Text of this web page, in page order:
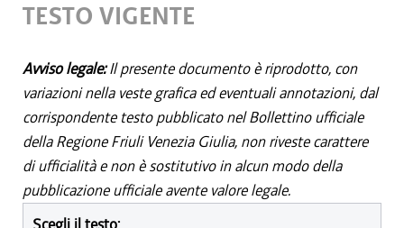
TESTO VIGENTE
Avviso legale:Il presente documento è riprodotto, con
variazioni nella veste grafica ed eventuali annotazioni, dal
corrispondente testo pubblicato nel Bollettino ufficiale
della Regione Friuli Venezia Giulia, non riveste carattere
di ufficialità e non è sostitutivo in alcun modo della
pubblicazione ufficiale avente valore legale.